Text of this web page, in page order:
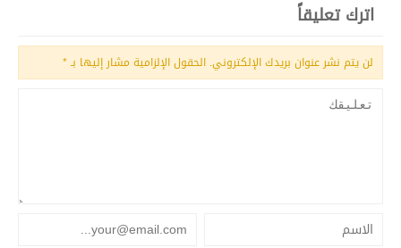
اترك تعليقاً
لن يتم نشر عنوان بريدك الإلكتروني. الحقول الإلزامية مشار إليها بـ*